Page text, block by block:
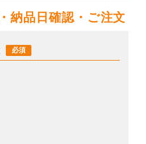
納品日確認・ご注文